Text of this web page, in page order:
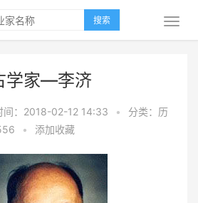
搜索
学家—李济
间：2018-02-12 14:33 •
分类：历
• 添加收藏